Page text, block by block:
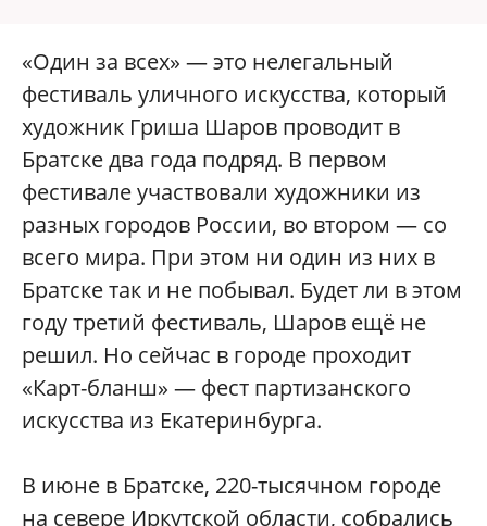
«Один за всех» — это нелегальный
фестиваль уличного искусства, который
художник Гриша Шаров проводит в
Братске два года подряд. В первом
фестивале участвовали художники из
разных городов России, во втором — со
всего мира. При этом ни один из них в
Братске так и не побывал. Будет ли в этом
году третий фестиваль, Шаров ещё не
решил. Но сейчас в городе проходит
«Карт-бланш» — фест партизанского
искусства из Екатеринбурга.
В июне в Братске, 220-тысячном городе
на севере Иркутской области, собрались